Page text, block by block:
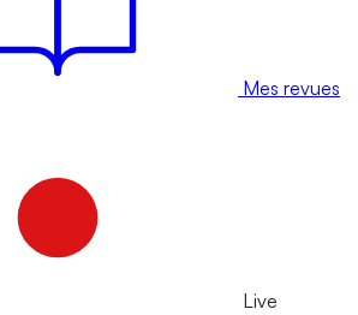
Mes revues
Live